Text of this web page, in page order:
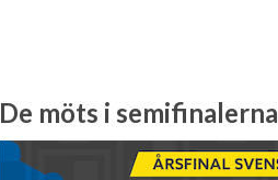
De möts i semifinalerna